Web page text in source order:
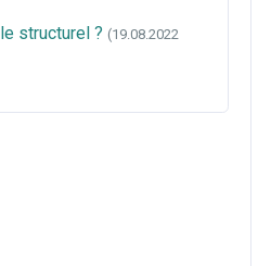
structurel ? (19.08.2022